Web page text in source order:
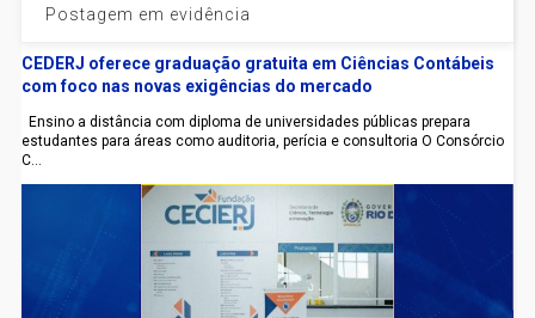
Postagem em evidência
CEDERJ oferece graduação gratuita em Ciências Contábeis
com foco nas novas exigências do mercado
Ensino a distância com diploma de universidades públicas prepara
estudantes para áreas como auditoria, perícia e consultoria O Consórcio
C...